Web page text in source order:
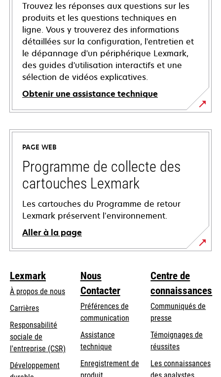
Trouvez les réponses aux questions sur les
produits et les questions techniques en
ligne. Vous y trouverez des informations
détaillées sur la configuration, l'entretien et
le dépannage d'un périphérique Lexmark,
des guides d'utilisation interactifs et une
sélection de vidéos explicatives.
Obtenir une assistance technique
s’ouvre
dans
nouvel
onglet
PAGE WEB
Programme de collecte des
cartouches Lexmark
Les cartouches du Programme de retour
Lexmark préservent l’environnement.
Aller à la page
Lexmark
À propos de nous
Carrières
s’ouvre
dans
un
nouvel
onglet
Responsabilité
sociale de
l'entreprise (CSR) s’ouvre
Développement
Nous
Contacter
Préférences de
communication
s’ouvre
dans
un
nouvel
Assistance
techniques’ouvre
un
Enregistrement de
Centre de
connaissances
Communiqués de
presse
Témoignages de
réussites
Les connaissances